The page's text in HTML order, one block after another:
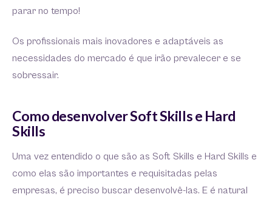
parar no tempo!
Os profissionais mais inovadores e adaptáveis as
necessidades do mercado é que irão prevalecer e se
sobressair.
Como desenvolver Soft Skills e Hard
Skills
Uma vez entendido o que são as Soft Skills e Hard Skills e
como elas são importantes e requisitadas pelas
empresas, é preciso buscar desenvolvê-las. E é natural